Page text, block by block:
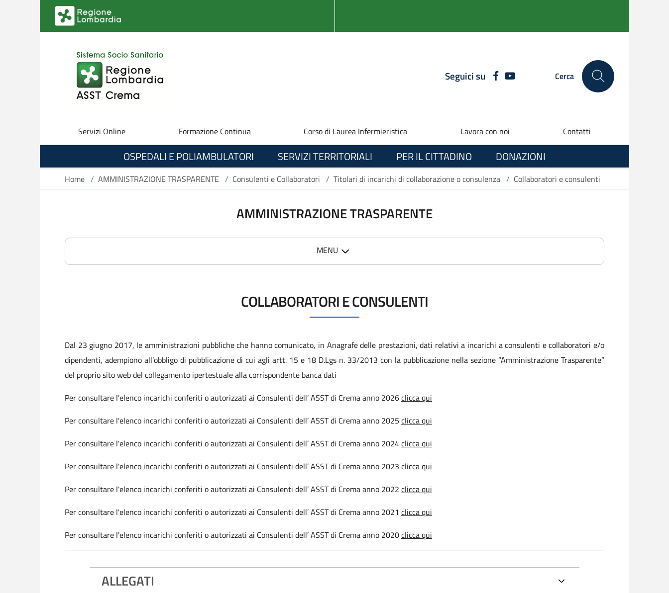
Salta al contenuto principale
Seguici su FACEBOOKYOUTUBE Cerca
Servizi Online Formazione Continua Corso di Laurea Infermieristica Lavora con noi Contatti
OSPEDALI E POLIAMBULATORI SERVIZI TERRITORIALI PER IL CITTADINO DONAZIONI
Home / AMMINISTRAZIONE TRASPARENTE / Consulenti e Collaboratori / Titolari di incarichi di collaborazione o consulenza / Collaboratori e consulenti
AMMINISTRAZIONE TRASPARENTE
MENU
COLLABORATORI E CONSULENTI
Dal 23 giugno 2017, le amministrazioni pubbliche che hanno comunicato, in Anagrafe delle prestazioni, dati relativi a incarichi a consulenti e collaboratori e/o
dipendenti, adempiono all’obbligo di pubblicazione di cui agli artt. 15 e 18 D.Lgs n. 33/2013 con la pubblicazione nella sezione “Amministrazione Trasparente”
del proprio sito web del collegamento ipertestuale alla corrispondente banca dati
Per consultare l'elenco incarichi conferiti o autorizzati ai Consulenti dell’ ASST di Crema anno 2026clicca qui
Per consultare l'elenco incarichi conferiti o autorizzati ai Consulenti dell’ ASST di Crema anno 2025 clicca qui
Per consultare l'elenco incarichi conferiti o autorizzati ai Consulenti dell’ ASST di Crema anno 2024clicca qui
Per consultare l'elenco incarichi conferiti o autorizzati ai Consulenti dell’ ASST di Crema anno 2023 clicca qui
Per consultare l'elenco incarichi conferiti o autorizzati ai Consulenti dell’ ASST di Crema anno 2022 clicca qui
Per consultare l'elenco incarichi conferiti o autorizzati ai Consulenti dell’ ASST di Crema anno 2021 clicca qui
Per consultare l'elenco incarichi conferiti o autorizzati ai Consulenti dell’ ASST di Crema anno 2020clicca qui
ALLEGATI